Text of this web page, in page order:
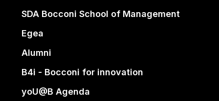
SDA Bocconi School of Management
Egea
Alumni
B4i - Bocconi for innovation
yoU@B Agenda